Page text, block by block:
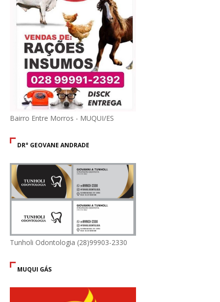
Bairro Entre Morros - MUQUI/ES
DR° GEOVANE ANDRADE
Tunholi Odontologia (28)99903-2330
MUQUI GÁS